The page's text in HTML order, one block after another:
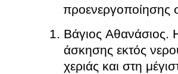
προενεργοποίησης
Βάγιος Αθανάσιος
άσκησης εκτός
χεριάς και στη